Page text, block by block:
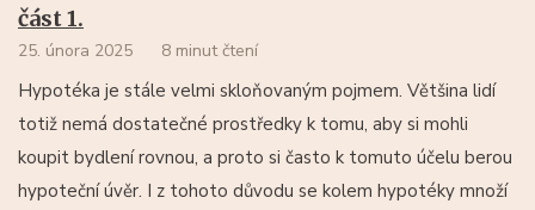
část 1.
25. února 2025 8 minut čtení
Hypotéka je stále velmi skloňovaným pojmem. Většina lidí
totiž nemá dostatečné prostředky k tomu, aby si mohli
koupit bydlení rovnou, a proto si často k tomuto účelu berou
hypoteční úvěr. I z tohoto důvodu se kolem hypotéky množí